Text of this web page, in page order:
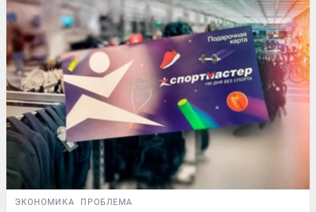
ЭКОНОМИКА ПРОБЛЕМА